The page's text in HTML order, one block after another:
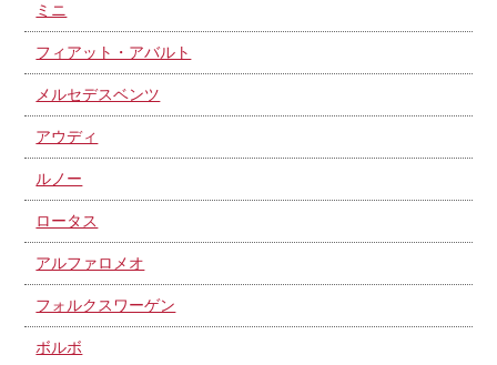
ミニ
フィアット・アバルト
メルセデスベンツ
アウディ
ルノー
ロータス
アルファロメオ
フォルクスワーゲン
ボルボ